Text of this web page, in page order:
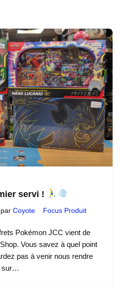
servi !
par Coyote Focus Produit
Pokémon JCC vient de
Vous savez à quel point
pas à venir nous rendre
sur…